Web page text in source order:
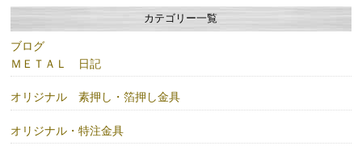
カテゴリー一覧
ブログ
ＭＥＴＡＬ 日記
オリジナル 素押し・箔押し金具
オリジナル・特注金具